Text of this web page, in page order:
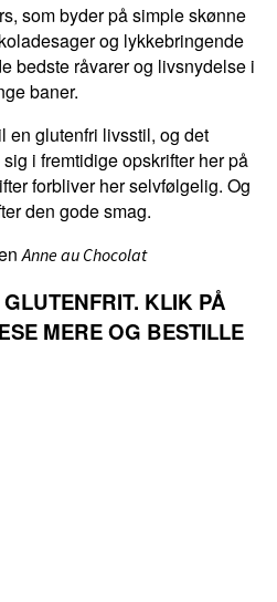
som byder på simple skønne
og lykkebringende
bedste råvarer og livsnydelse i
baner.
en glutenfri livsstil, og det
i fremtidige opskrifter her på
forbliver her selvfølgelig. Og
den gode smag.
Anne au Chocolat
KLIK PÅ
MERE OG BESTILLE